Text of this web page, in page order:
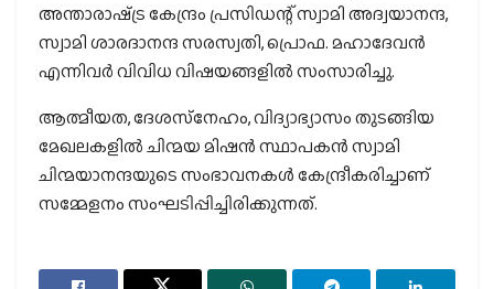
അന്താരാഷ്‌ട്ര കേന്ദ്രം പ്രസിഡന്റ് സ്വാമി അദ്വയാനന്ദ,
സ്വാമി ശാരദാനന്ദ സരസ്വതി, പ്രൊഫ. മഹാദേവന്‍
എന്നിവര്‍ വിവിധ വിഷയങ്ങളില്‍ സംസാരിച്ചു.
ആത്മീയത, ദേശസ്‌നേഹം, വിദ്യാഭ്യാസം തുടങ്ങിയ
മേഖലകളില്‍ ചിന്മയ മിഷന്‍ സ്ഥാപകന്‍ സ്വാമി
ചിന്മയാനന്ദയുടെ സംഭാവനകള്‍ കേന്ദ്രീകരിച്ചാണ്
സമ്മേളനം സംഘടിപ്പിച്ചിരിക്കുന്നത്.